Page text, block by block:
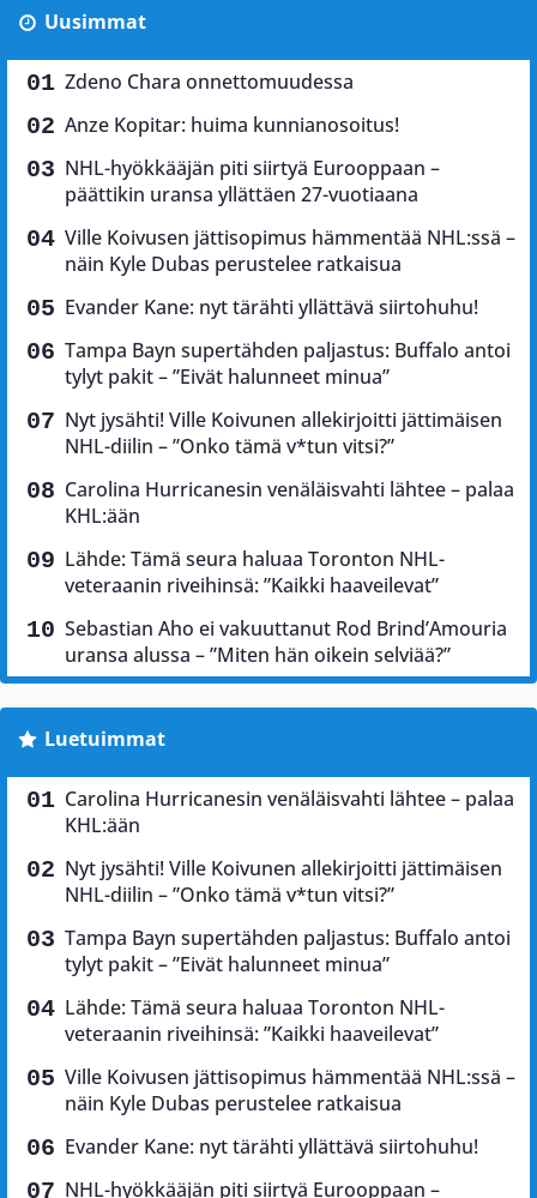
Uusimmat
Zdeno Chara onnettomuudessa
Anze Kopitar: huima kunnianosoitus!
NHL-hyökkääjän piti siirtyä Eurooppaan –
päättikin uransa yllättäen 27-vuotiaana
Ville Koivusen jättisopimus hämmentää NHL:ssä –
näin Kyle Dubas perustelee ratkaisua
Evander Kane: nyt tärähti yllättävä siirtohuhu!
Tampa Bayn supertähden paljastus: Buffalo antoi
tylyt pakit – ”Eivät halunneet minua”
Nyt jysähti! Ville Koivunen allekirjoitti jättimäisen
NHL-diilin – ”Onko tämä v*tun vitsi?”
Carolina Hurricanesin venäläisvahti lähtee – palaa
KHL:ään
Lähde: Tämä seura haluaa Toronton NHL-
veteraanin riveihinsä: ”Kaikki haaveilevat”
Sebastian Aho ei vakuuttanut Rod Brind’Amouria
uransa alussa – ”Miten hän oikein selviää?”
Luetuimmat
Carolina Hurricanesin venäläisvahti lähtee – palaa
KHL:ään
Nyt jysähti! Ville Koivunen allekirjoitti jättimäisen
NHL-diilin – ”Onko tämä v*tun vitsi?”
Tampa Bayn supertähden paljastus: Buffalo antoi
tylyt pakit – ”Eivät halunneet minua”
Lähde: Tämä seura haluaa Toronton NHL-
veteraanin riveihinsä: ”Kaikki haaveilevat”
Ville Koivusen jättisopimus hämmentää NHL:ssä –
näin Kyle Dubas perustelee ratkaisua
Evander Kane: nyt tärähti yllättävä siirtohuhu!
NHL-hyökkääjän piti siirtyä Eurooppaan –